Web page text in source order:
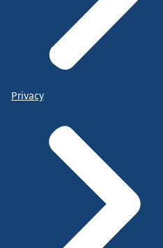
Privacy